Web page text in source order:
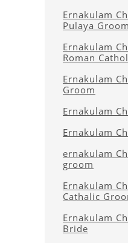
Ernakulam
Pulaya Groom
Ernakulam
Roman
Ernakulam
Groom
Ernakulam
Ernakulam
ernakulam
groom
Ernakulam
Cathalic
Ernakulam
Bride